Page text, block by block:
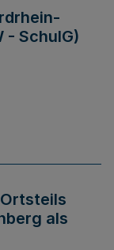
- SchulG)
als